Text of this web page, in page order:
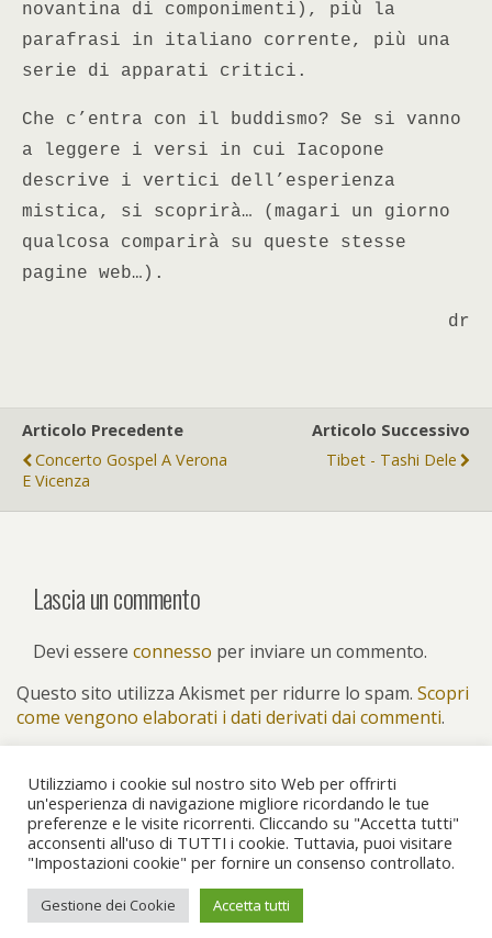
novantina di componimenti), più la
parafrasi in italiano corrente, più una
serie di apparati critici.
Che c’entra con il buddismo? Se si vanno
a leggere i versi in cui Iacopone
descrive i vertici dell’esperienza
mistica, si scoprirà… (magari un giorno
qualcosa comparirà su queste stesse
pagine web…).
dr
Articolo Precedente
Concerto Gospel A Verona
E Vicenza
Articolo Successivo
Tibet - Tashi Dele
Lascia un commento
Devi essere connesso per inviare un commento.
Questo sito utilizza Akismet per ridurre lo spam. Scopri
come vengono elaborati i dati derivati dai commenti.
Torna su
Dispositivo Portatile Pc Desktop
Utilizziamo i cookie sul nostro sito Web per offrirti
un'esperienza di navigazione migliore ricordando le tue
preferenze e le visite ricorrenti. Cliccando su "Accetta tutti"
acconsenti all'uso di TUTTI i cookie. Tuttavia, puoi visitare
"Impostazioni cookie" per fornire un consenso controllato.
Gestione dei Cookie Accetta tutti